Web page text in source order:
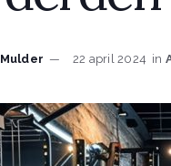
22 april 2024 in